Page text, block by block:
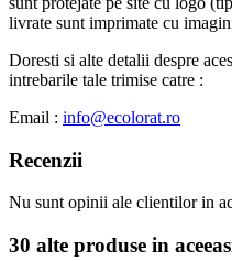
livrate sunt imprimate cu
Doresti si alte detalii despre
intrebarile tale trimise catre :
Email : info@ecolorat.ro
Recenzii
Nu sunt opinii ale clientilor in
30 alte produse in